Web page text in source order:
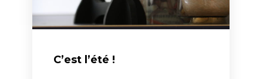
C’est l’été !